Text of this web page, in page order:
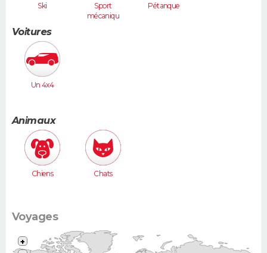
Ski
Sport
mécaniqu
Pétanque
Voitures
Un 4x4
Animaux
Chiens Chats
Voyages
+